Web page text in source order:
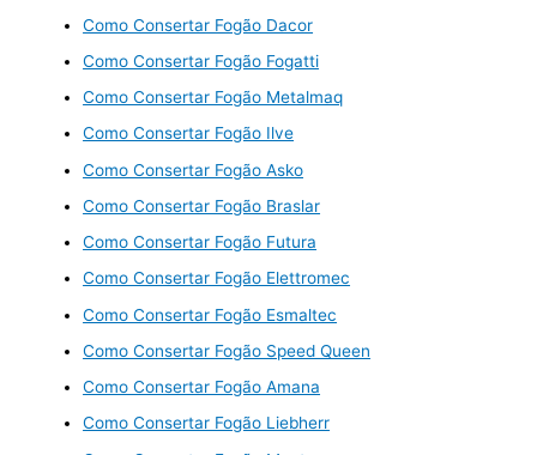
Como Consertar Fogão Dacor
Como Consertar Fogão Fogatti
Como Consertar Fogão Metalmaq
Como Consertar Fogão Ilve
Como Consertar Fogão Asko
Como Consertar Fogão Braslar
Como Consertar Fogão Futura
Como Consertar Fogão Elettromec
Como Consertar Fogão Esmaltec
Como Consertar Fogão Speed Queen
Como Consertar Fogão Amana
Como Consertar Fogão Liebherr